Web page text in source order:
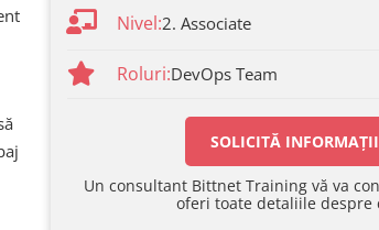
Nivel:2. Associate
Roluri:DevOps Team
SOLICITĂ INFORMAȚII